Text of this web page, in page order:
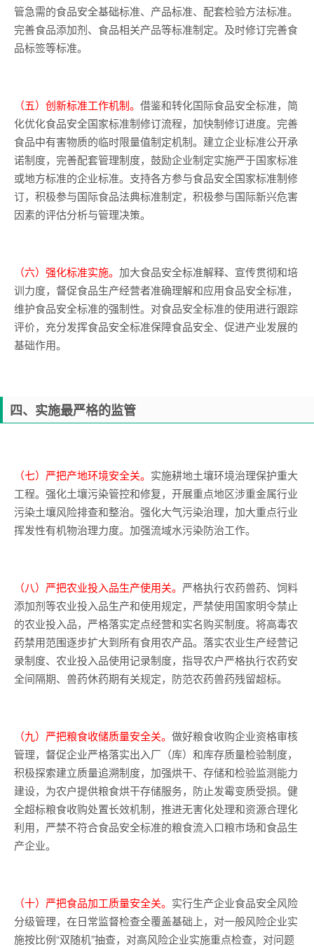
管急需的食品安全基础标准、产品标准、配套检验方法标准。
完善食品添加剂、食品相关产品等标准制定。及时修订完善食
品标签等标准。
（五）创新标准工作机制。 借鉴和转化国际食品安全标准，简
化优化食品安全国家标准制修订流程，加快制修订进度。完善
食品中有害物质的临时限量值制定机制。建立企业标准公开承
诺制度，完善配套管理制度，鼓励企业制定实施严于国家标准
或地方标准的企业标准。支持各方参与食品安全国家标准制修
订，积极参与国际食品法典标准制定，积极参与国际新兴危害
因素的评估分析与管理决策。
（六）强化标准实施。 加大食品安全标准解释、宣传贯彻和培
训力度，督促食品生产经营者准确理解和应用食品安全标准，
维护食品安全标准的强制性。对食品安全标准的使用进行跟踪
评价，充分发挥食品安全标准保障食品安全、促进产业发展的
基础作用。
四、实施最严格的监管
（七）严把产地环境安全关。 实施耕地土壤环境治理保护重大
工程。强化土壤污染管控和修复，开展重点地区涉重金属行业
污染土壤风险排查和整治。强化大气污染治理，加大重点行业
挥发性有机物治理力度。加强流域水污染防治工作。
（八）严把农业投入品生产使用关。 严格执行农药兽药、饲料
添加剂等农业投入品生产和使用规定，严禁使用国家明令禁止
的农业投入品，严格落实定点经营和实名购买制度。将高毒农
药禁用范围逐步扩大到所有食用农产品。落实农业生产经营记
录制度、农业投入品使用记录制度，指导农户严格执行农药安
全间隔期、兽药休药期有关规定，防范农药兽药残留超标。
（九）严把粮食收储质量安全关。 做好粮食收购企业资格审核
管理，督促企业严格落实出入厂（库）和库存质量检验制度，
积极探索建立质量追溯制度，加强烘干、存储和检验监测能力
建设，为农户提供粮食烘干存储服务，防止发霉变质受损。健
全超标粮食收购处置长效机制，推进无害化处理和资源合理化
利用，严禁不符合食品安全标准的粮食流入口粮市场和食品生
产企业。
（十）严把食品加工质量安全关。 实行生产企业食品安全风险
分级管理，在日常监督检查全覆盖基础上，对一般风险企业实
施按比例“双随机”抽查，对高风险企业实施重点检查，对问题